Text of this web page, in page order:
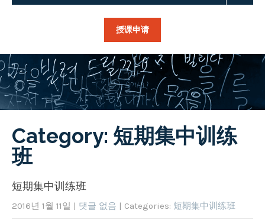
授课申请
Category: 短期集中训练
班
短期集中训练班
2016년 1월 11일 | 댓글 없음 | Categories: 短期集中训练班